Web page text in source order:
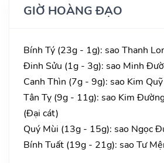
GIỜ HOÀNG ĐẠO
Bính Tý (23g - 1g): sao Thanh
Đinh Sửu (1g - 3g): sao Minh
Canh Thìn (7g - 9g): sao Kim
Tân Tỵ (9g - 11g): sao Kim
(Đại cát)
Quý Mùi (13g - 15g): sao Ngọc
Bính Tuất (19g - 21g): sao Tư